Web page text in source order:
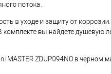
потока.
в уходе и защиту от
вы найдете душевую
ZDUP094NO в черном